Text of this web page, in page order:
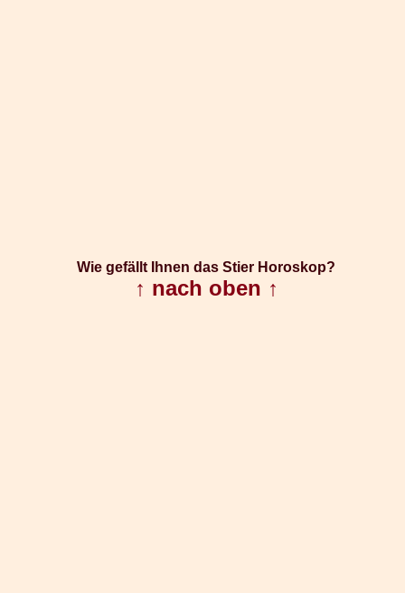
Wie gefällt Ihnen das Stier Horoskop?
↑ nach oben ↑